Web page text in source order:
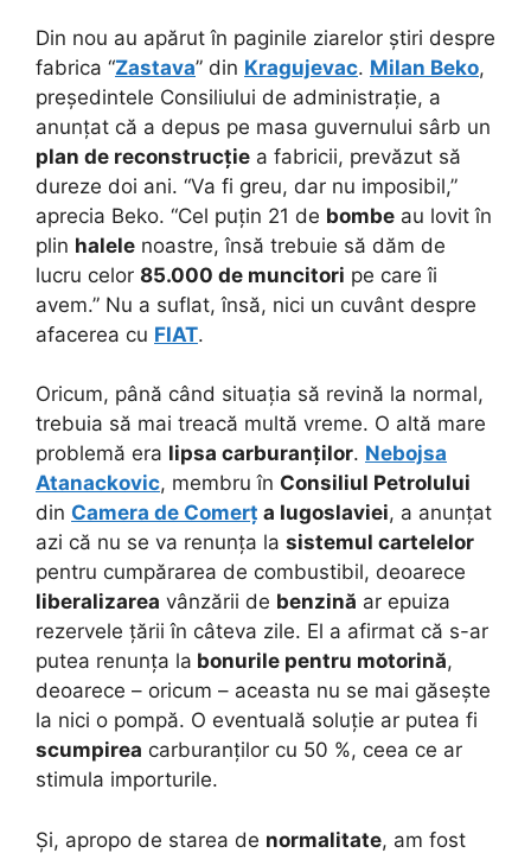
Din nou au apărut în paginile ziarelor știri despre
fabrica “Zastava” din Kragujevac. Milan Beko,
președintele Consiliului de administrație, a
anunțat că a depus pe masa guvernului sârb un
plan de reconstrucție a fabricii, prevăzut să
dureze doi ani. “Va fi greu, dar nu imposibil,”
aprecia Beko. “Cel puțin 21 de bombe au lovit în
plin halele noastre, însă trebuie să dăm de
lucru celor 85.000 de muncitori pe care îi
avem.” Nu a suflat, însă, nici un cuvânt despre
afacerea cu FIAT.
Oricum, până când situația să revină la normal,
trebuia să mai treacă multă vreme. O altă mare
problemă era lipsa carburanților. Nebojsa
Atanackovic, membru în Consiliul Petrolului
din Camera de Comerț a Iugoslaviei, a anunțat
azi că nu se va renunța la sistemul cartelelor
pentru cumpărarea de combustibil, deoarece
liberalizarea vânzării de benzină ar epuiza
rezervele țării în câteva zile. El a afirmat că s-ar
putea renunța la bonurile pentru motorină,
deoarece – oricum – aceasta nu se mai găsește
la nici o pompă. O eventuală soluție ar putea fi
scumpirea carburanților cu 50 %, ceea ce ar
stimula importurile.
Și, apropo de starea de normalitate, am fost